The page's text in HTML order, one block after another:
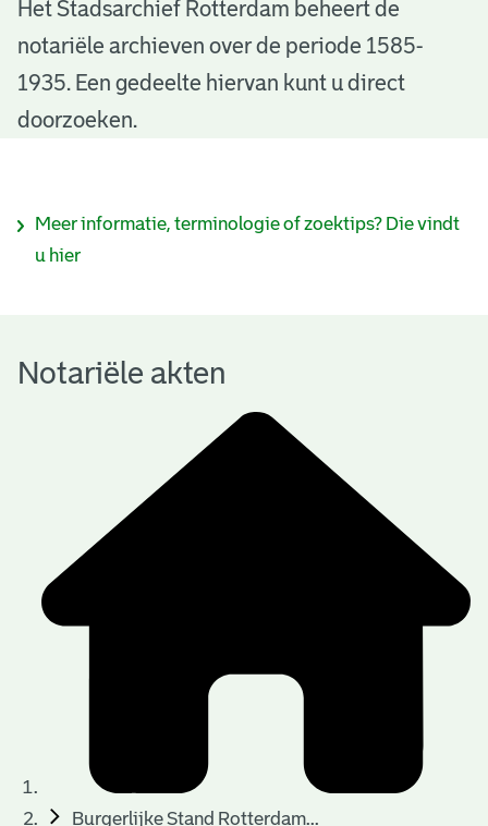
N
o
Het Stadsarchief Rotterdam beheert de
notariële archieven over de periode 1585-
1935. Een gedeelte hiervan kunt u direct
doorzoeken.
I
r
n
a
Meer informatie, terminologie of zoektips? Die vindt
u hier
Notariële akten
Burgerlijke Stand Rotterdam...